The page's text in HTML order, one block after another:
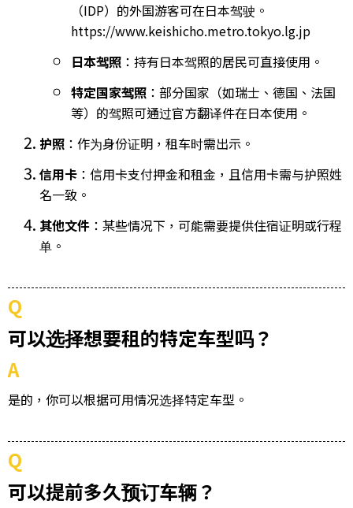
（IDP）的外国游客可在日本驾驶。
https://www.keishicho.metro.tokyo.lg.jp
日本驾照 ：持有日本驾照的居民可直接使用。
特定国家驾照 ：部分国家（如瑞士、德国、法国
等）的驾照可通过官方翻译件在日本使用。
护照 ：作为身份证明，租车时需出示。
信用卡 ：信用卡支付押金和租金，且信用卡需与护照姓
名一致。
其他文件 ：某些情况下，可能需要提供住宿证明或行程
单。
Q
可以选择想要租的特定车型吗？
A
是的，你可以根据可用情况选择特定车型。
Q
可以提前多久预订车辆？